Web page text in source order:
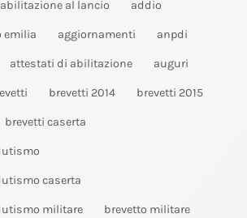
abilitazione al lancio addio
emilia aggiornamenti anpdi
attestati di abilitazione auguri
brevetti 2014 brevetti 2015
brevetti caserta
caserta
militare brevetto militare